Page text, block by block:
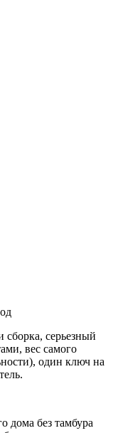
сборка, серьезный
вес самого
один ключ на
дома без тамбура